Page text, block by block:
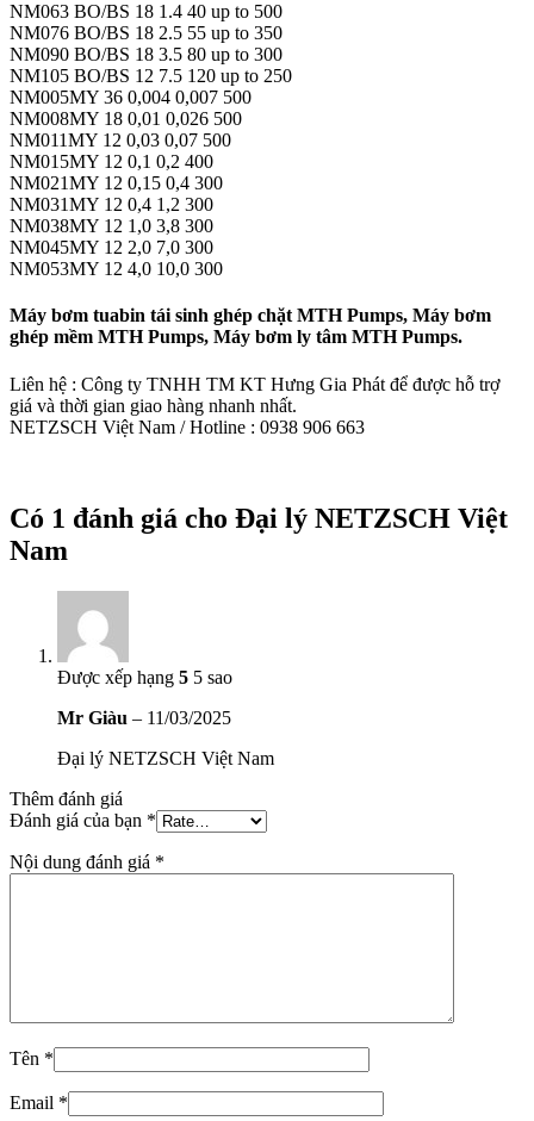
NM063 BO/BS 18 1.4 40 up to 500
NM076 BO/BS 18 2.5 55 up to 350
NM090 BO/BS 18 3.5 80 up to 300
NM105 BO/BS 12 7.5 120 up to 250
NM005MY 36 0,004 0,007 500
NM008MY 18 0,01 0,026 500
NM011MY 12 0,03 0,07 500
NM015MY 12 0,1 0,2 400
NM021MY 12 0,15 0,4 300
NM031MY 12 0,4 1,2 300
NM038MY 12 1,0 3,8 300
NM045MY 12 2,0 7,0 300
NM053MY 12 4,0 10,0 300
Máy bơm tuabin tái sinh ghép chặt MTH Pumps, Máy bơm
ghép mềm MTH Pumps, Máy bơm ly tâm MTH Pumps.
Liên hệ : Công ty TNHH TM KT Hưng Gia Phát để được hỗ trợ
giá và thời gian giao hàng nhanh nhất.
NETZSCH Việt Nam / Hotline : 0938 906 663
Có 1 đánh giá cho Đại lý NETZSCH Việt
Nam
Được xếp hạng 5 5 sao
Mr Giàu – 11/03/2025
Đại lý NETZSCH Việt Nam
Thêm đánh giá
Đánh giá của bạn *
Nội dung đánh giá *
Tên *
Email *